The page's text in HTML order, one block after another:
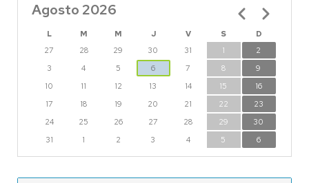
Agosto 2026
L M M J V S
D
27
28 29 30 31 1
2
3
4 5 6 7 8
9
10
11 12 13 14 15
16
17
18 19 20 21 22
23
24
25 26 27 28 29
30
31
1 2 3 4 5 6
Paginación